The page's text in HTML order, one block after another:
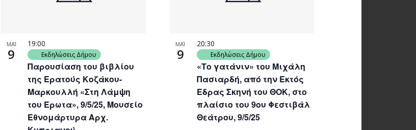
ΜΑΪ
9
Παρουσίαση του βιβλίου
της Ερατούς Κοζάκου-
Μαρκουλλή «Στη Λάμψη
του Έρωτα», 9/5/25, Μουσείο
Εθνομάρτυρα Αρχ.
19:00
Εκδηλώσεις Δήμου
ΜΑΪ
9
«Το γατάνιν» του Μιχάλη
Πασιαρδή, από την Εκτός
Έδρας Σκηνή του ΘΟΚ, στο
πλαίσιο του 9ου Φεστιβάλ
Θεάτρου, 9/5/25
20:30
Εκδηλώσεις Δήμου